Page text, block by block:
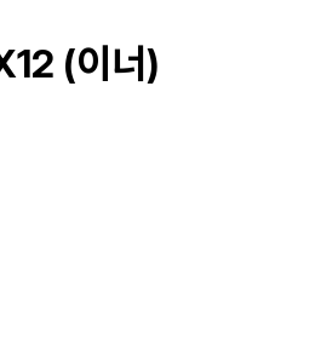
(이너)